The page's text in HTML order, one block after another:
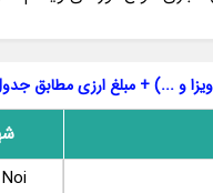
و ...) + مبلغ ارزی مطابق